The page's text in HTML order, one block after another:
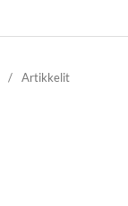
/ Artikkelit